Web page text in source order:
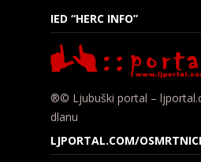
IED “HERC INFO”
®© Ljubuški portal –
dlanu
LJPORTAL.COM/